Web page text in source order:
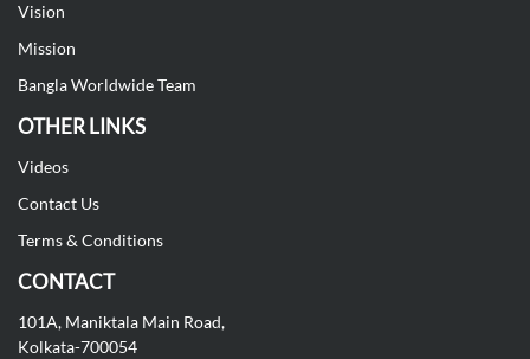
Vision
Mission
Bangla Worldwide Team
OTHER LINKS
Videos
Contact Us
Terms & Conditions
CONTACT
101A, Maniktala Main Road,
Kolkata-700054